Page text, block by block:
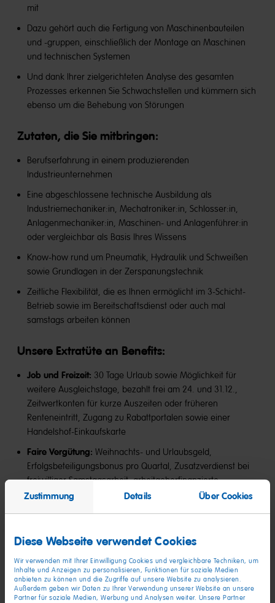
Zustimmung Details Über Cookies
Diese Webseite verwendet Cookies
Wir verwenden mit Ihrer Einwilligung Cookies und vergleichbare Techniken, um
Inhalte und Anzeigen zu personalisieren, Funktionen für soziale Medien
anbieten zu können und die Zugriffe auf unsere Website zu analysieren.
Außerdem geben wir Daten zu Ihrer Verwendung unserer Website an unsere
Partner für soziale Medien, Werbung und Analysen weiter. Unsere Partner
mit
Dazu gehört auch die Fertigung von Maschinenbauteilen
und -gruppen, einschließlich der Montage an Maschinen
und technischen Systemen
Und dank Ihrer zielgerichteten Analyse des gesamten
Prozesses erkennen Sie Schwachstellen und kümmern sich
ebenso um die Behebung von Störungen
Zutaten, die Sie mitbringen:
Berufserfahrung in einem produzierenden
Industrieunternehmen
Eine abgeschlossene technische Ausbildung als
Industriemechaniker:in, Mechatroniker:in, Schlosser:in,
Anlagenmechaniker:in, Maschinen- und Anlagenführer:in
oder vergleichbar als Basis Ihres Wissens
Know-how rund um Pneumatik, Hydraulik und Schweißen
sowie Grundlagen in der Zerspanungstechnik
Zeitliche Flexibilität, die es Ihnen ermöglicht im 3-Schicht-
Betrieb sowie im Bereitschaftsdienst oder auch mal
samstags arbeiten können
Unsere Extratüte an Benefits​:
Job und Freizeit: 30 Tage Urlaub sowie Möglichkeit für
weitere Ausgleichstage, bezahlt frei am 24. und 31.12.,
Zeitwertkonten für kurze Auszeiten oder früheren
Renteneintritt, Zugang zu Rabattportalen sowie einer
Handelshof-Einkaufskarte
Faire Vergütung: Weihnachts- und Urlaubsgeld,
Erfolgsbeteiligungsbonus pro Quartal, Zusatzverdienst bei
freiwilliger Samstagsarbeit, arbeitgeberfinanzierte
Altersvorsorge mit Bezuschussung bei freiwilliger
von bis zu 600 €, vergünstigte Mitgliedschaft im Urban
Sports Club, Fahrradleasing über JobRad, Angebote für die
Rückengesundheit
Weiterbildung:Persönliche Entwicklungsangebote,